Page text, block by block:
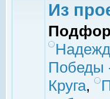
Из
Победы
Круга,